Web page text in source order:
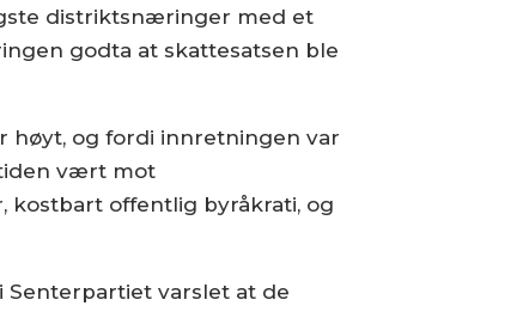
distriktsnæringer med et
godta at skattesatsen ble
høyt, og fordi innretningen var
vært mot
kostbart offentlig byråkrati, og
varslet at de